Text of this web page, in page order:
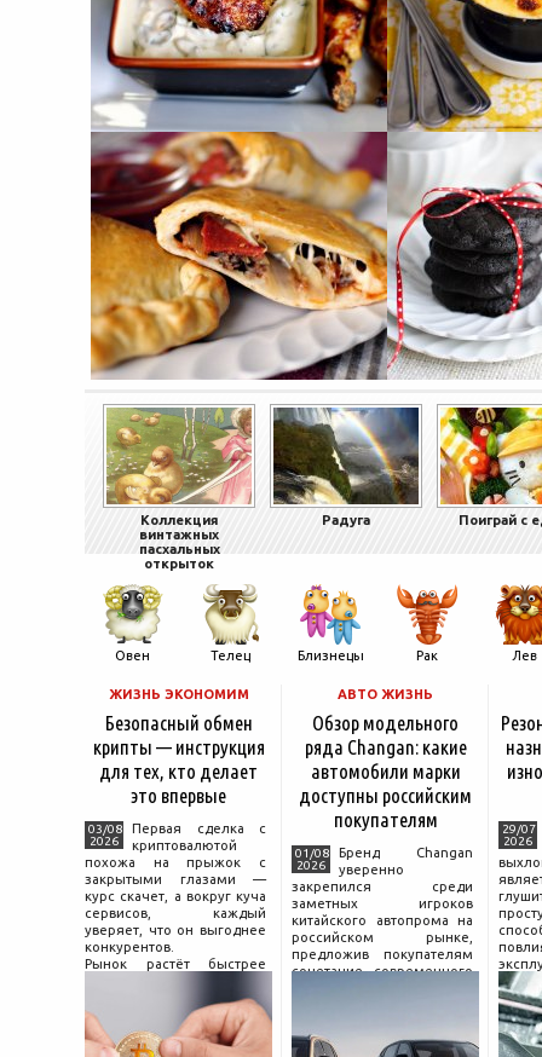
Коллекция
винтажных
пасхальных
открыток
Радуга Поиграй с
Овен Телец Близнецы Рак Лев
ЖИЗНЬ ЭКОНОМИМ
Безопасный обмен
крипты — инструкция
для тех, кто делает
это впервые
03/08
2026
Первая сделка с
криптовалютой
похожа на прыжок с
закрытыми глазами —
курс скачет, а вокруг куча
сервисов, каждый
уверяет, что он выгоднее
конкурентов.
Рынок растёт быстрее
поведения на нём.
Петербургские
криптообменники,
московские
АВТО ЖИЗНЬ
Обзор модельного
ряда Changan: какие
автомобили марки
доступны российским
покупателям
01/08
2026
Бренд Changan
уверенно
закрепился среди
заметных игроков
китайского автопрома на
российском рынке,
предложив покупателям
сочетание современного
насчитывает несколько
29/07
2026
и